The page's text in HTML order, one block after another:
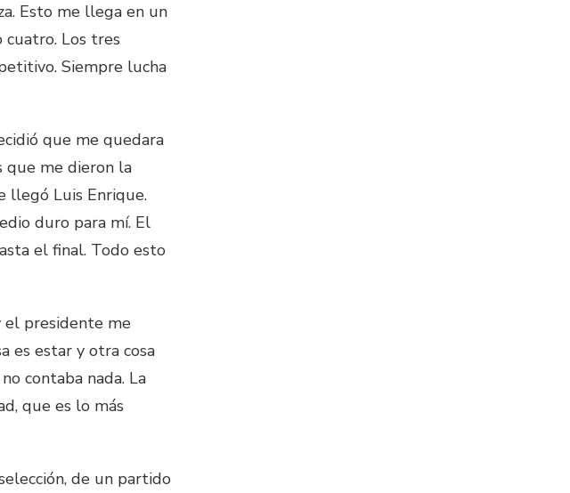
Esto me llega en un
cuatro. Los tres
Siempre lucha
que me quedara
que me dieron la
llegó Luis Enrique.
duro para mí. El
el final. Todo esto
el presidente me
es estar y otra cosa
contaba nada. La
que es lo más
de un partido